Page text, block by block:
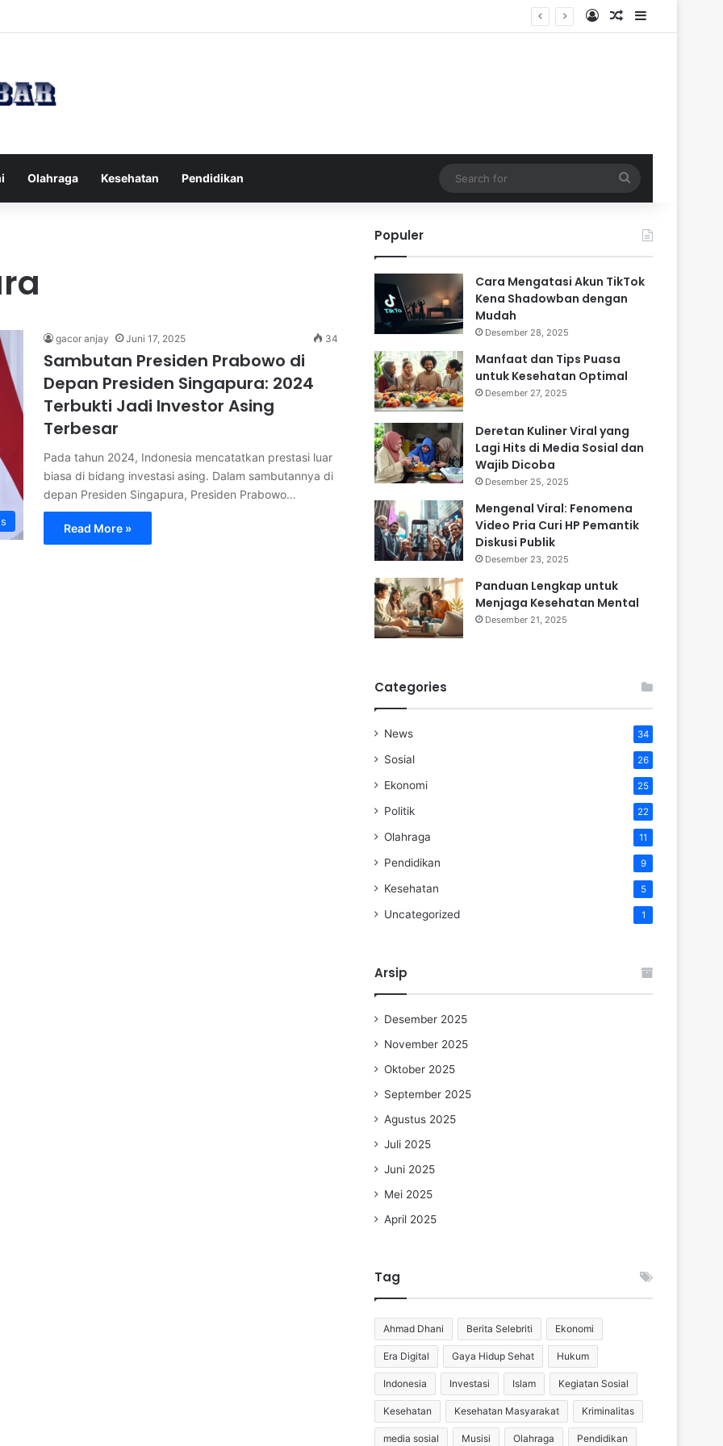
Log InRandom Article
Sidebar
Olahraga Kesehatan Pendidikan
for
gacor anjay Juni 17, 2025 34
Sambutan Presiden Prabowo di
Depan Presiden Singapura: 2024
Terbukti Jadi Investor Asing
Terbesar
Pada tahun 2024, Indonesia mencatatkan prestasi luar
biasa di bidang investasi asing. Dalam sambutannya di
depan Presiden Singapura, Presiden Prabowo…
Read More »
Populer
Cara Mengatasi Akun TikTok
Kena Shadowban dengan
Mudah
Desember 28, 2025
Manfaat dan Tips Puasa
untuk Kesehatan Optimal
Desember 27, 2025
Deretan Kuliner Viral yang
Lagi Hits di Media Sosial dan
Wajib Dicoba
Desember 25, 2025
Mengenal Viral: Fenomena
Video Pria Curi HP Pemantik
Diskusi Publik
Desember 23, 2025
Panduan Lengkap untuk
Menjaga Kesehatan Mental
Desember 21, 2025
Categories
News 34
Sosial 26
Ekonomi 25
Politik 22
Olahraga 11
Pendidikan 9
Kesehatan 5
Uncategorized 1
Arsip
Desember 2025
November 2025
Oktober 2025
September 2025
Agustus 2025
Juli 2025
Juni 2025
Mei 2025
April 2025
Tag
Ahmad Dhani Berita Selebriti Ekonomi
Era Digital Gaya Hidup Sehat Hukum
Indonesia Investasi Islam Kegiatan Sosial
Kesehatan Kesehatan Masyarakat Kriminalitas
media sosial Musisi Olahraga Pendidikan